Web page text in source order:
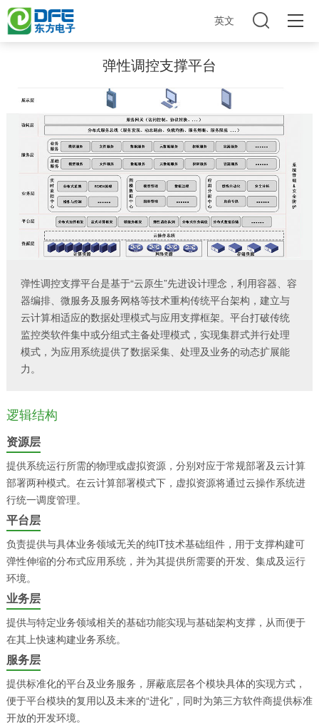
英文
弹性调控支撑平台
弹性调控支撑平台是基于“云原生”先进设计理念，利用容器、容
器编排、微服务及服务网格等技术重构传统平台架构，建立与
云计算相适应的数据处理模式与应用支撑框架。平台打破传统
监控类软件集中或分组式主备处理模式，实现集群式并行处理
模式，为应用系统提供了数据采集、处理及业务的动态扩展能
力。
逻辑结构
资源层
提供系统运行所需的物理或虚拟资源，分别对应于常规部署及云计算
部署两种模式。在云计算部署模式下，虚拟资源将通过云操作系统进
行统一调度管理。
平台层
负责提供与具体业务领域无关的纯IT技术基础组件，用于支撑构建可
弹性伸缩的分布式应用系统，并为其提供所需要的开发、集成及运行
环境。
业务层
提供与特定业务领域相关的基础功能实现与基础架构支撑，从而便于
在其上快速构建业务系统。
服务层
提供标准化的平台及业务服务，屏蔽底层各个模块具体的实现方式，
便于平台模块的复用以及未来的“进化”，同时为第三方软件商提供标准
开放的开发环境。